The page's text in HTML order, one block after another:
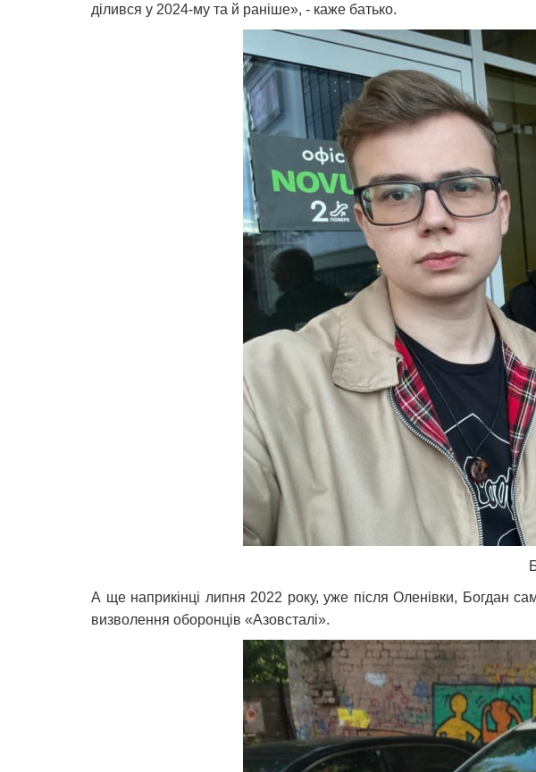
ділився у 2024-му та й раніше», - каже батько.
А ще наприкінці липня 2022 року, уже після Оленівки, Богдан
визволення оборонців «Азовсталі».